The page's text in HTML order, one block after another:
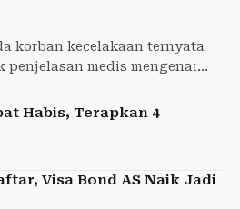
korban kecelakaan ternyata
penjelasan medis mengenai
Habis, Terapkan 4
Visa Bond AS Naik Jadi